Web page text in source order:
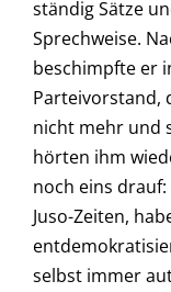
ständig Sätze
Sprechweise.
beschimpfte er
Parteivorstand,
nicht mehr und
hörten ihm
noch eins
Juso-Zeiten,
selbst immer